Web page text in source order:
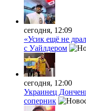
сегодня, 12:09
«Усик ещё не
с Уайлдером
сегодня, 12:00
Украинец
соперник